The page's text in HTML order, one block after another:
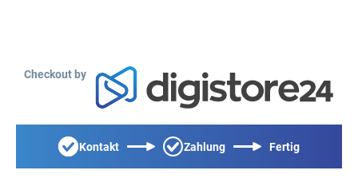
Checkout by
Kontakt Zahlung Fertig